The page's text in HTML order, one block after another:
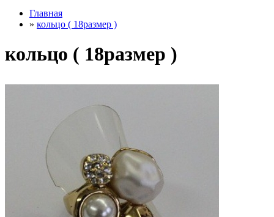
Главная
» кольцо ( 18размер )
кольцо ( 18размер )